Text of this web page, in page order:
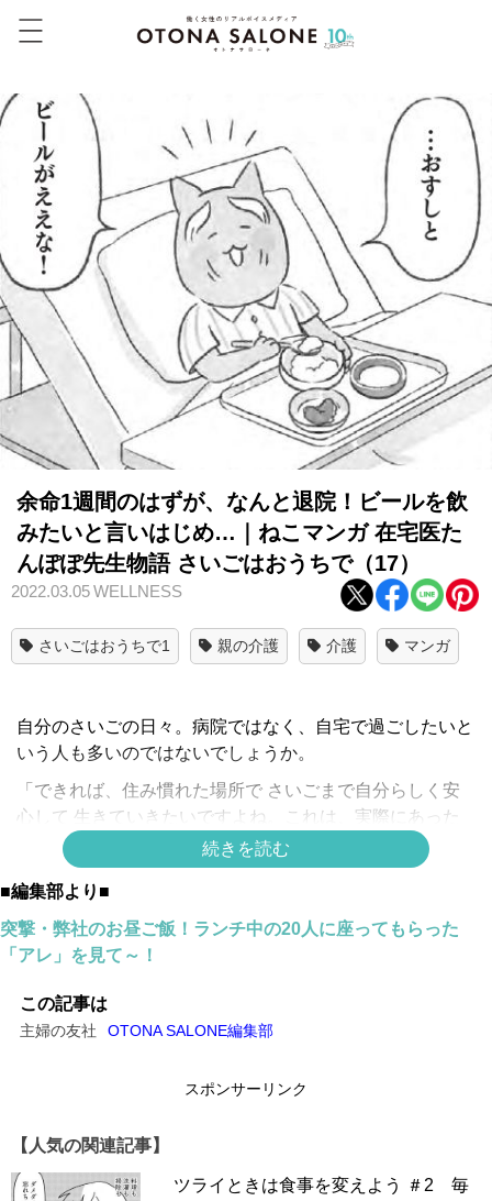
余命1週間のはずが、なんと退院！ビールを飲
みたいと言いはじめ…｜ねこマンガ 在宅医た
んぽぽ先生物語 さいごはおうちで（17）
2022.03.05WELLNESS
さいごはおうちで1 親の介護 介護 マンガ
自分のさいごの日々。病院ではなく、自宅で過ごしたいと
いう人も多いのではないでしょうか。
「できれば、住み慣れた場所で さいごまで自分らしく安
心して 生きていきたいですよね。これは、実際にあった
私の患者さんのお話です」在宅医療専門クリニックを立ち
上げて２０年の“たんぽぽ先生”が実際にかかわった患者さ
んのお話を、ミューズワーク(ねこまき)さんのマンガで贈
ります。
*シリーズ一覧*
スポンサーリンク
続きを読む
■編集部より■
突撃・弊社のお昼ご飯！ランチ中の20人に座ってもらった
「アレ」を見て～！
この記事は
主婦の友社 OTONA SALONE編集部
スポンサーリンク
【人気の関連記事】
ツライときは食事を変えよう ＃2 毎